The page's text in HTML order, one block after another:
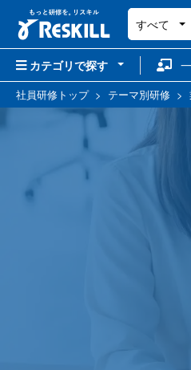
すべて
カテゴリで探す
社員研修トップ> テーマ別研修 >